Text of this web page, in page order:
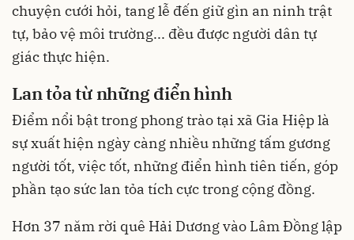
chuyện cưới hỏi, tang lễ đến giữ gìn an ninh trật
tự, bảo vệ môi trường... đều được người dân tự
giác thực hiện.
Lan tỏa từ những điển hình
Điểm nổi bật trong phong trào tại xã Gia Hiệp là
sự xuất hiện ngày càng nhiều những tấm gương
người tốt, việc tốt, những điển hình tiên tiến, góp
phần tạo sức lan tỏa tích cực trong cộng đồng.
Hơn 37 năm rời quê Hải Dương vào Lâm Đồng lập